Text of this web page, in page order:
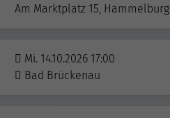
Am Marktplatz 15, Hammelburg
Mi. 14.10.2026 17:00
Bad Brückenau